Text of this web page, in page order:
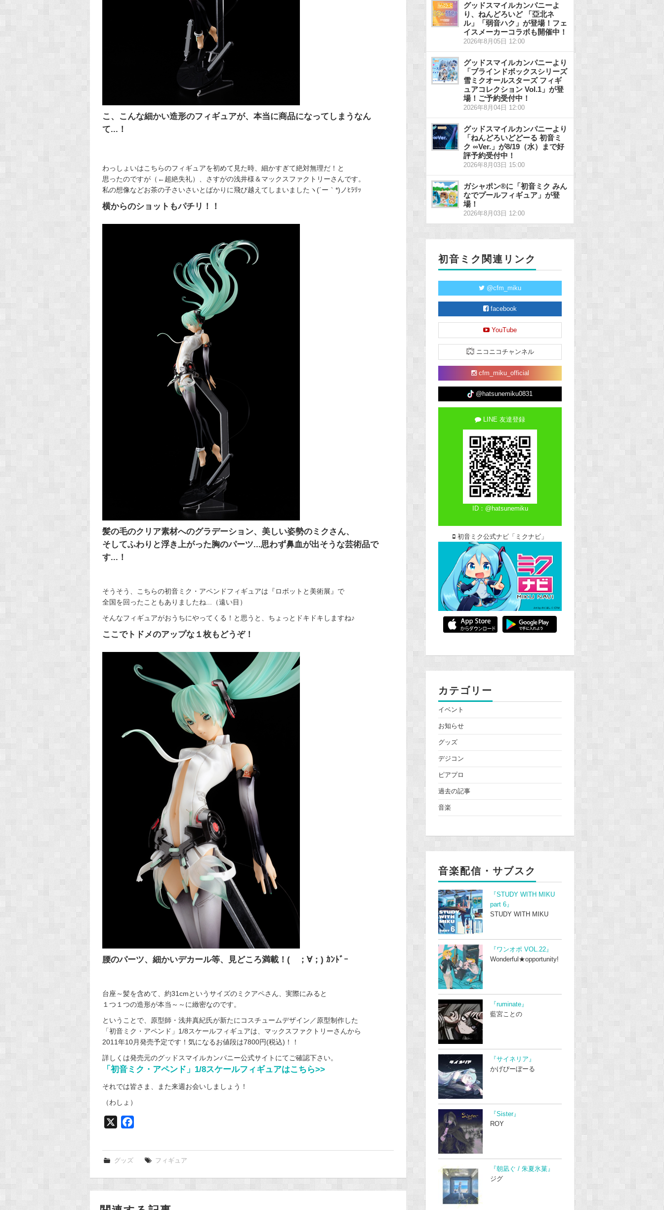
こ、こんな細かい造形のフィギュアが、本当に商品になってしまうなん
て...！
わっしょいはこちらのフィギュアを初めて見た時、細かすぎて絶対無理だ！と
思ったのですが（←超絶失礼）、さすがの浅井様＆マックスファクトリーさんです。
私の想像などお茶の子さいさいとばかりに飛び越えてしまいましたヽ(´ー｀*)ノﾋﾗﾘｯ
横からのショットもパチリ！！
髪の毛のクリア素材へのグラデーション、美しい姿勢のミクさん、
そしてふわりと浮き上がった胸のパーツ...思わず鼻血が出そうな芸術品で
す...！
そうそう、こちらの初音ミク・アペンドフィギュアは『ロボットと美術展』で
全国を回ったこともありましたね...（遠い目）
そんなフィギュアがおうちにやってくる！と思うと、ちょっとドキドキしますね♪
ここでトドメのアップな１枚もどうぞ！
腰のパーツ、細かいデカール等、見どころ満載！( ；∀；) ｶﾝﾄﾞｰ
台座～髪を含めて、約31cmというサイズのミクアペさん、実際にみると
１つ１つの造形が本当～～に緻密なのです。
ということで、原型師・浅井真紀氏が新たにコスチュームデザイン／原型制作した
「初音ミク・アペンド」1/8スケールフィギュアは、マックスファクトリーさんから
2011年10月発売予定です！気になるお値段は7800円(税込)！！
詳しくは発売元のグッドスマイルカンパニー公式サイトにてご確認下さい。
「初音ミク・アペンド」1/8スケールフィギュアはこちら>>
それでは皆さま、また来週お会いしましょう！
（わしょ）
グッズ フィギュア
グッドスマイルカンパニーよ
り、ねんどろいど 「亞北ネ
ル」「弱音ハク」が登場！フェ
イスメーカーコラボも開催中！
2026年8月05日 12:00
グッドスマイルカンパニーより
「ブラインドボックスシリーズ
雪ミクオールスターズ フィギ
ュアコレクション Vol.1」が登
場！ご予約受付中！
2026年8月04日 12:00
グッドスマイルカンパニーより
「ねんどろいどどーる 初音ミ
ク ∞Ver.」が8/19（水）まで好
評予約受付中！
2026年8月03日 15:00
ガシャポン®に「初音ミク みん
なでプールフィギュア」が登
場！
2026年8月03日 12:00
初音ミク関連リンク
@cfm_miku
facebook
YouTube
ニコニコチャンネル
cfm_miku_official
@hatsunemiku0831
LINE 友達登録
ID：@hatsunemiku
初音ミク公式ナビ「ミクナビ」
カテゴリー
イベント
お知らせ
グッズ
デジコン
ピアプロ
過去の記事
音楽
音楽配信・サブスク
『STUDY WITH MIKU
part 6』
STUDY WITH MIKU
『ワンオポ VOL.22』
Wonderful★opportunity!
『ruminate』
藍宮ことの
『サイネリア』
かげぴーぼーる
『Sister』
ROY
『朝凪ぐ / 朱夏氷菓』
ジグ